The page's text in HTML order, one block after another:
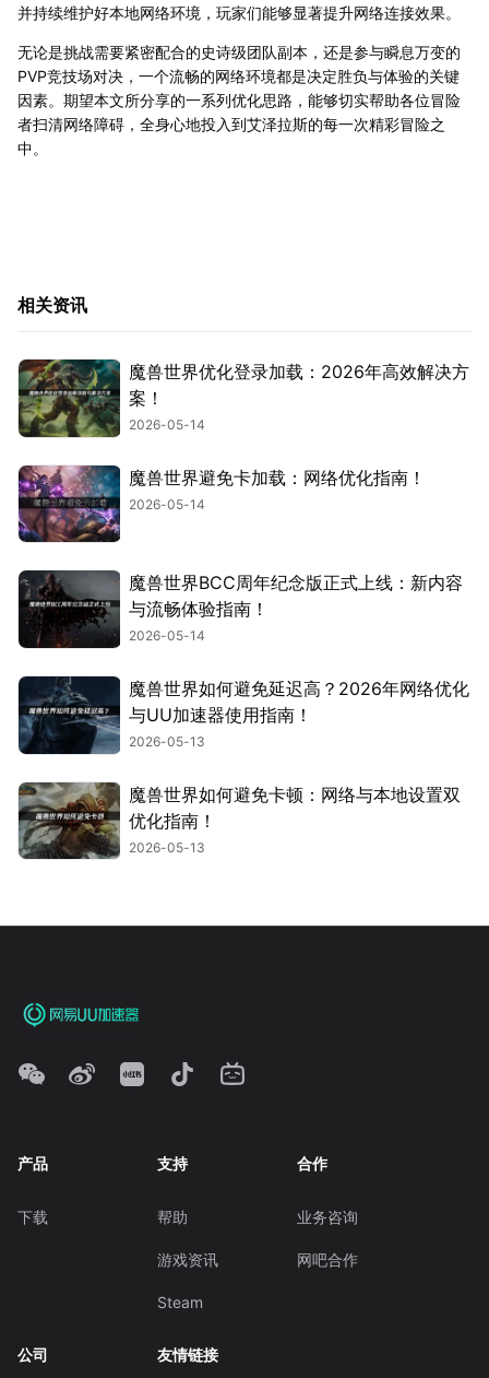
并持续维护好本地网络环境，玩家们能够显著提升网络连接效果。
无论是挑战需要紧密配合的史诗级团队副本，还是参与瞬息万变的
PVP竞技场对决，一个流畅的网络环境都是决定胜负与体验的关键
因素。期望本文所分享的一系列优化思路，能够切实帮助各位冒险
者扫清网络障碍，全身心地投入到艾泽拉斯的每一次精彩冒险之
中。
相关资讯
魔兽世界优化登录加载：2026年高效解决方
案！
2026-05-14
魔兽世界避免卡加载：网络优化指南！
2026-05-14
魔兽世界BCC周年纪念版正式上线：新内容
与流畅体验指南！
2026-05-14
魔兽世界如何避免延迟高？2026年网络优化
与UU加速器使用指南！
2026-05-13
魔兽世界如何避免卡顿：网络与本地设置双
优化指南！
2026-05-13
产品
下载
支持
帮助
游戏资讯
Steam
合作
业务咨询
网吧合作
公司 友情链接